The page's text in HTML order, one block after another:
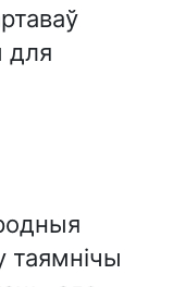
для
таямнічы